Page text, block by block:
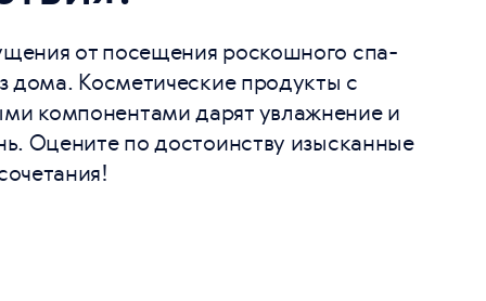
от посещения роскошного спа-
дома. Косметические продукты с
компонентами дарят увлажнение и
Оцените по достоинству изысканные